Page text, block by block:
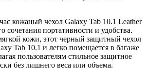
кожаный чехол Galaxy Tab 10.1 Leather
сочетания портативности и удобства.
кожи, этот черный защитный чехол
Tab 10.1 и легко помещается в багаже
пользователям стильное защитное
без лишнего веса или объема.